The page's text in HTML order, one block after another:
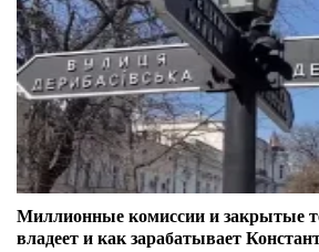
Миллионные комиссии и закрытые
владеет и как зарабатывает